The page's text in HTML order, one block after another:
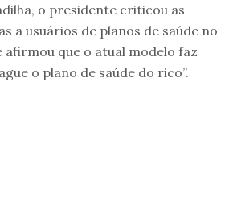
o presidente criticou as
a usuários de planos de saúde no
afirmou que o atual modelo faz
o plano de saúde do rico”.